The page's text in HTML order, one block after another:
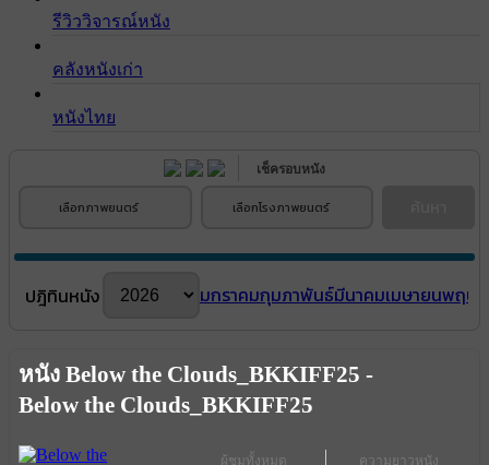
รีวิววิจารณ์หนัง
คลังหนังเก่า
หนังไทย
เช็ครอบหนัง
เลือกภาพยนตร์ เลือกโรงภาพยนตร์
ปฎิทินหนัง มกราคมกุมภาพันธ์มีนาคมเมษายนพฤษ
ผู้ชมทั้งหมด ความยาวหนัง
หนัง Below the Clouds_BKKIFF25 -
Below the Clouds_BKKIFF25